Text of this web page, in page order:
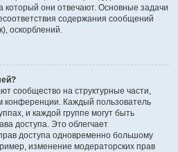
они отвечают. Основные задачи
содержания сообщений
оскорблений.
сообщество на структурные части,
Каждый пользователь
и каждой группе могут быть
доступа. Это облегчает
доступа одновременно большому
изменение модераторских прав